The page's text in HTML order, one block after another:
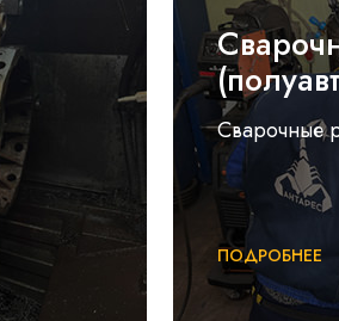
Сварочные
ПОДРОБНЕЕ